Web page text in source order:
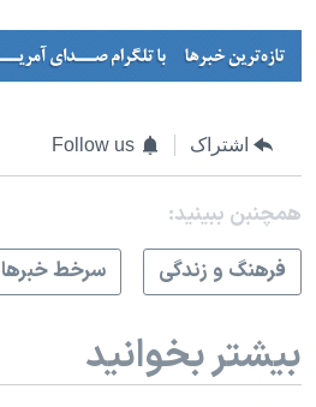
اشتراک Follow us
همچنبن ببینید:
فرهنگ و زندگی
سرخط خبرها
بیشتر بخوانید